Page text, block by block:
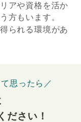
アや資格を活か
方もいます。
られる環境があ
思ったら／
ださい！